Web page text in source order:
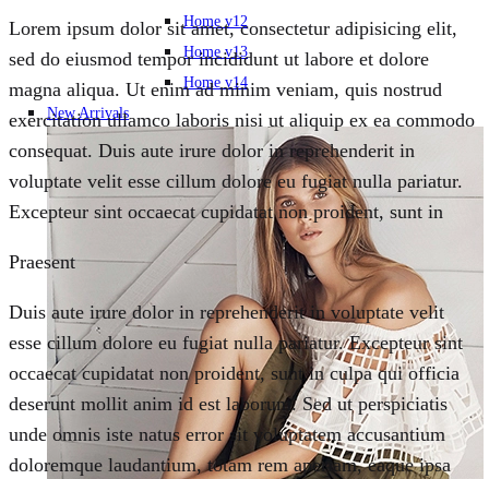
Home v12
Home v13
Home v14
New Arrivals
Lorem ipsum dolor sit amet, consectetur adipisicing elit,
sed do eiusmod tempor incididunt ut labore et dolore
magna aliqua. Ut enim ad minim veniam, quis nostrud
exercitation ullamco laboris nisi ut aliquip ex ea commodo
consequat. Duis aute irure dolor in reprehenderit in
voluptate velit esse cillum dolore eu fugiat nulla pariatur.
Excepteur sint occaecat cupidatat non proident, sunt in
Praesent
Duis aute irure dolor in reprehenderit in voluptate velit
esse cillum dolore eu fugiat nulla pariatur. Excepteur sint
occaecat cupidatat non proident, sunt in culpa qui officia
deserunt mollit anim id est laborum. Sed ut perspiciatis
unde omnis iste natus error sit voluptatem accusantium
doloremque laudantium, totam rem aperiam, eaque ipsa